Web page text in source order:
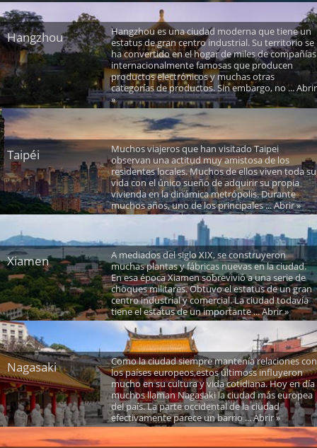
Hangzhou
Hangzhou es una ciudad moderna que tiene un
estatus de gran centro industrial. Su territorio se
ha convertido en el hogar de miles de compañías
internacionalmente famosas que producen
productos electrónicos y muchas otras
categorías de productos. Sin embargo, no ... Abrir
»
Taipéi
Muchos viajeros que han visitado Taipei
observan una actitud muy amistosa de los
residentes locales. Muchos de ellos viven toda su
vida con el único sueño de adquirir su propia
vivienda en la dinámica metrópolis. Durante
muchos años, uno de los principales ... Abrir »
Xiamen
A mediados del siglo XIX, se construyeron
muchas plantas y fábricas nuevas en la ciudad.
En esa época Xiamen sobrevivió a una serie de
choques militares. Obtuvo el estatus de un gran
centro industrial y comercial. La ciudad todavía
tiene el estatus de un importante ... Abrir »
Nagasaki
Como la ciudad siempre mantenía relaciones con
los países europeos,estos últimoss influyeron
mucho en su cultura y vida cotidiana. Hoy en día
muchos llaman Nagasaki la ciudad más europea
del país. La parte occidental de la ciudad
efectivamente parece un barrio ... Abrir »